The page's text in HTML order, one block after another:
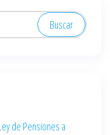
de Pensiones a